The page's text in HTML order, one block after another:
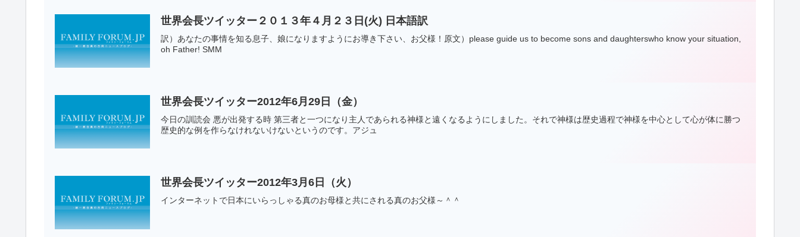
世界会長ツイッター２０１３年４月２３日(火) 日本語訳
訳）あなたの事情を知る息子、娘になりますようにお導き下さい、お父様！原文）please guide us to become sons and daughterswho know your situation,
oh Father! SMM
世界会長ツイッター2012年6月29日（金）
今日の訓読会 悪が出発する時 第三者と一つになり主人であられる神様と遠くなるようにしました。それで神様は歴史過程で神様を中心として心が体に勝つ
歴史的な例を作らなけれないけないというのです。アジュ
世界会長ツイッター2012年3月6日（火）
インターネットで日本にいらっしゃる真のお母様と共にされる真のお父様～＾＾